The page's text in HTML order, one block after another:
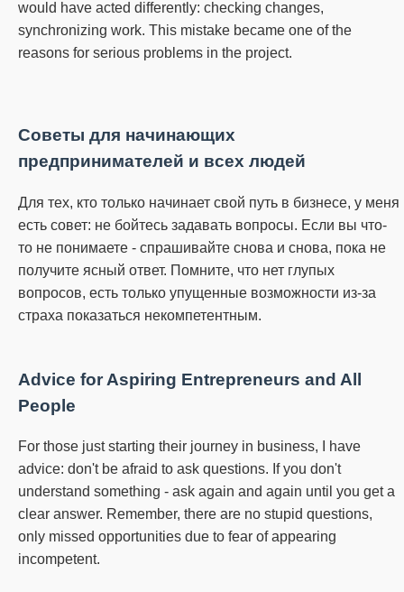
would have acted differently: checking changes,
synchronizing work. This mistake became one of the
reasons for serious problems in the project.
Советы для начинающих
предпринимателей и всех людей
Для тех, кто только начинает свой путь в бизнесе, у меня
есть совет: не бойтесь задавать вопросы. Если вы что-
то не понимаете - спрашивайте снова и снова, пока не
получите ясный ответ. Помните, что нет глупых
вопросов, есть только упущенные возможности из-за
страха показаться некомпетентным.
Advice for Aspiring Entrepreneurs and All
People
For those just starting their journey in business, I have
advice: don't be afraid to ask questions. If you don't
understand something - ask again and again until you get a
clear answer. Remember, there are no stupid questions,
only missed opportunities due to fear of appearing
incompetent.